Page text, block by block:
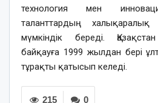
технология мен
таланттардың
мүмкіндік береді.
байқауға 1999 жылдан бері
тұрақты қатысып келеді.
0
215